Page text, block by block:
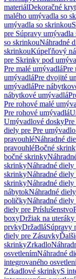
materiálDekoračné
malého umývadla so
umývadla so skrinkou
pre Súpravy umývadla
so skrinkouNáhradné
skrinkouKúpeľňový
pre Skrinky pod
Pre malé umývadláPre
umývadláPre dvojité
umývadláPre
nábytkové umývadlá
Pre rohové malé
Pre rohové umývadlá
Umývadlové dosky
diely pre Pre
pravouhléNáhradné
pravouhléBočné
bočné skrinky
skrinkyNáhradné
skrinkyNáhradné
skrinkyNáhradné
nábytokNáhradné
poličkyNáhradné
diely pre Príslušenstvo
boxyDržiak na
prvkyDržadláSúpravy
diely pre Zásuvky
skrinkyZrkadlo
osvetlenímNáhradné
integrovaného
Zrkadlové skrinkyS